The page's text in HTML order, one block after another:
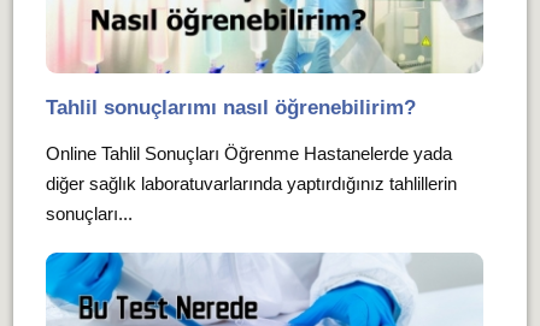
Tahlil sonuçlarımı nasıl öğrenebilirim?
Online Tahlil Sonuçları Öğrenme Hastanelerde yada
diğer sağlık laboratuvarlarında yaptırdığınız tahlillerin
sonuçları...